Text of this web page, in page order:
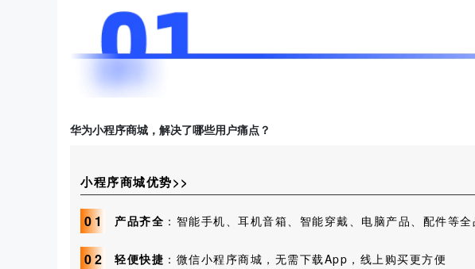
华为小程序商城，解决了哪些用户痛点？
小程序商城优势>>
0 1 产品齐全 ：智能手机、耳机音箱、智能穿戴、电脑产品、配件等全
02 轻便快捷 ：微信小程序商城，无需下载App，线上购买更方便